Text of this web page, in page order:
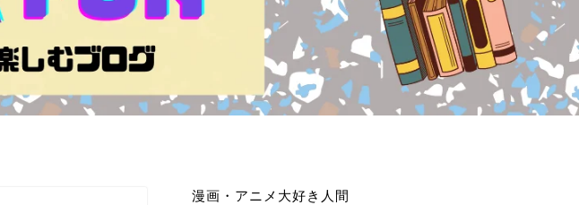
漫画・アニメ大好き人間